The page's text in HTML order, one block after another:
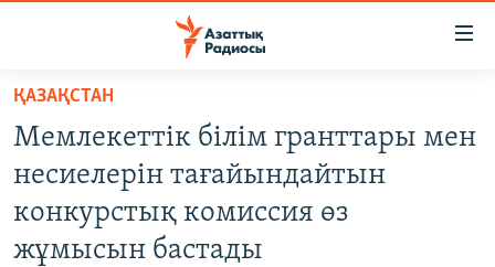
Skip
main
content
to
main
ҚАҢТАР ОҚИҒАСЫ
ҚАЗАҚСТАН
Мемлекеттік білім гранттары мен
несиелерін тағайындайтын
конкурстық комиссия өз
жұмысын бастады